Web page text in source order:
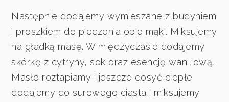
Następnie dodajemy wymieszane z budyniem
i proszkiem do pieczenia obie mąki. Miksujemy
na gładką masę. W międzyczasie dodajemy
skórkę z cytryny, sok oraz esencję waniliową.
Masło roztapiamy i jeszcze dosyć ciepłe
dodajemy do surowego ciasta i miksujemy